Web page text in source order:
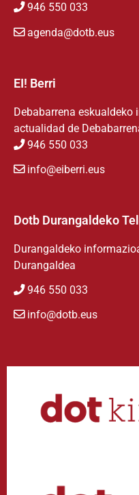
946 550 033
agenda@dotb.eus
EI! Berri
Debabarrena
actualidad de
946 550 033
info@eiberri.eus
Dotb Durangaldeko
Durangaldeko
Durangaldea
946 550 033
info@dotb.eus